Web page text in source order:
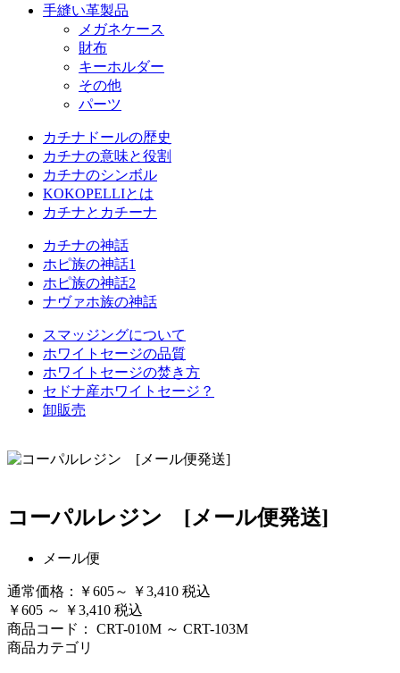
手縫い革製品
メガネケース
財布
キーホルダー
その他
パーツ
カチナドールの歴史
カチナの意味と役割
カチナのシンボル
KOKOPELLIとは
カチナとカチーナ
カチナの神話
ホピ族の神話1
ホピ族の神話2
ナヴァホ族の神話
スマッジングについて
ホワイトセージの品質
ホワイトセージの焚き方
セドナ産ホワイトセージ？
卸販売
コーパルレジン [メール便発送]
メール便
通常価格： ￥605～ ￥3,410 税込
￥605 ～ ￥3,410 税込
商品コード： CRT-010M ～ CRT-103M
商品カテゴリ